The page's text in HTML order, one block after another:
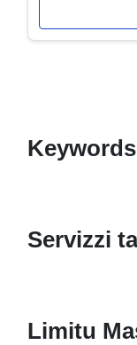
Keywords
Servizzi
Limitu